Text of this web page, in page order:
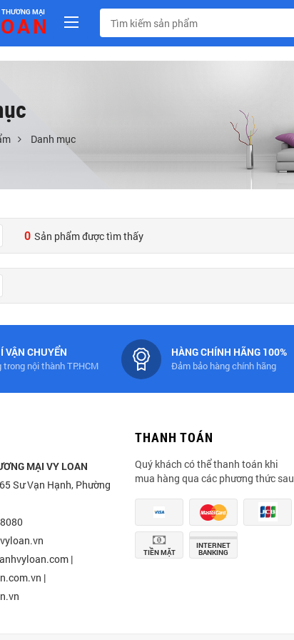
THƯƠNG MẠI
Danh mục
0 Sản phẩm được tìm thấy
VẬN CHUYỂN
trong nội thành TP.HCM
HÀNG CHÍNH HÃNG 100%
Đảm bảo hàng chính hãng
MẠI VY LOAN
Sư Vạn Hạnh, Phường
|
|
THANH TOÁN
Quý khách có thể thanh toán khi
mua hàng qua các phương thức sau
TIỀN MẶT
INTERNET
BANKING